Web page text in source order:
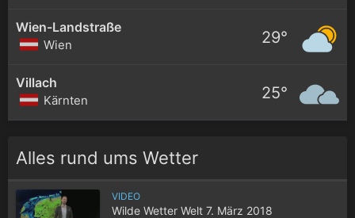
Wien-Landstraße
Wien 29°
Villach
Kärnten 25°
Alles rund ums Wetter
VIDEO
Wilde Wetter Welt 7. März 2018